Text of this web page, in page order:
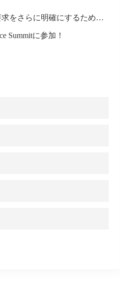
らに明確にするための説明
Summitに参加！